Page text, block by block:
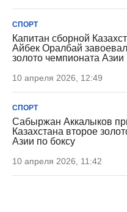
СПОРТ
Капитан сборной
Айбек Оралбай
золото чемпионата Азии
10 апреля 2026, 12:49
СПОРТ
Сабыржан Аккалыков
Казахстана второе
Азии по боксу
10 апреля 2026, 11:42